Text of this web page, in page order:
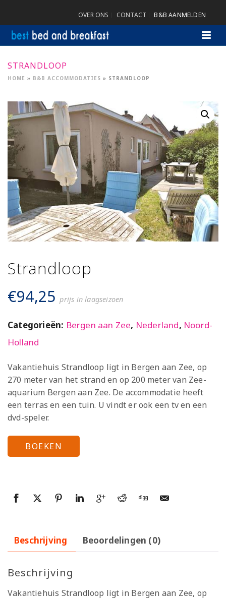
OVER ONS CONTACT B&B AANMELDEN
STRANDLOOP
HOME » B&B ACCOMMODATIES » STRANDLOOP
Strandloop
€94,25 prijs in laagseizoen
Categorieën: Bergen aan Zee, Nederland, Noord-
Holland
Vakantiehuis Strandloop ligt in Bergen aan Zee, op
270 meter van het strand en op 200 meter van Zee-
aquarium Bergen aan Zee. De accommodatie heeft
een terras en een tuin. U vindt er ook een tv en een
dvd-speler.
BOEKEN
Beschrijving Beoordelingen (0)
Beschrijving
Vakantiehuis Strandloop ligt in Bergen aan Zee, op